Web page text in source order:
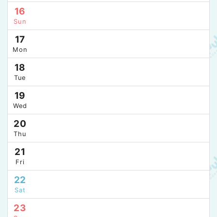
16
Sun
17
Mon
18
Tue
19
Wed
20
Thu
21
Fri
22
Sat
23